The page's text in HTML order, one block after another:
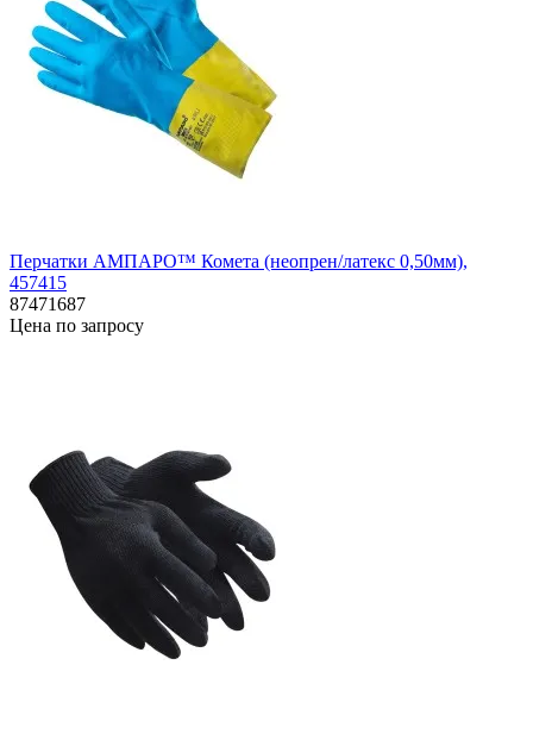
Перчатки АМПАРО™ Комета (неопрен/латекс 0,50мм),
457415
87471687
Цена по запросу